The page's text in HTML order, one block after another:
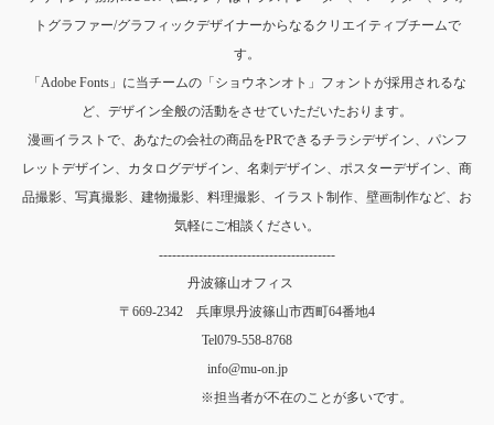
トグラファー/グラフィックデザイナーからなるクリエイティブチームで
す。
「Adobe Fonts」に当チームの「ショウネンオト」フォントが採用されるな
ど、デザイン全般の活動をさせていただいたおります。
漫画イラストで、あなたの会社の商品をPRできるチラシデザイン、パンフ
レットデザイン、カタログデザイン、名刺デザイン、ポスターデザイン、商
品撮影、写真撮影、建物撮影、料理撮影、イラスト制作、壁画制作など、お
気軽にご相談ください。
----------------------------------------
丹波篠山オフィス
〒669-2342 兵庫県丹波篠山市西町64番地4
Tel079-558-8768
info@mu-on.jp
※担当者が不在のことが多いです。